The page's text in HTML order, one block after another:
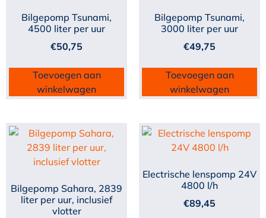
Bilgepomp Tsunami,
4500 liter per uur
€50,75
Toevoegen aan
winkelwagen
Bilgepomp Tsunami,
3000 liter per uur
€49,75
Toevoegen aan
winkelwagen
Bilgepomp Sahara, 2839
liter per uur, inclusief
vlotter
Electrische lenspomp 24V
4800 l/h
€89,45